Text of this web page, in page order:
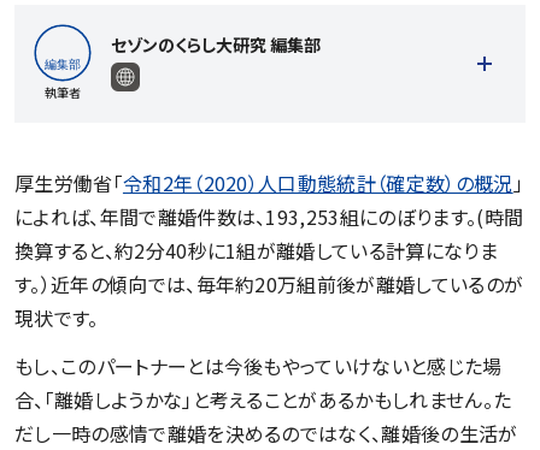
執筆者
セゾンのくらし大研究 編集部
記事一覧を見る
厚生労働省「令和2年（2020）人口動態統計（確定数）の概況 」
によれば、年間で離婚件数は、193,253組にのぼります。(時間
換算すると、約2分40秒に1組が離婚している計算になりま
す。）近年の傾向では、毎年約20万組前後が離婚しているのが
現状です。
もし、このパートナーとは今後もやっていけないと感じた場
合、「離婚しようかな」と考えることがあるかもしれません。た
だし一時の感情で離婚を決めるのではなく、離婚後の生活が